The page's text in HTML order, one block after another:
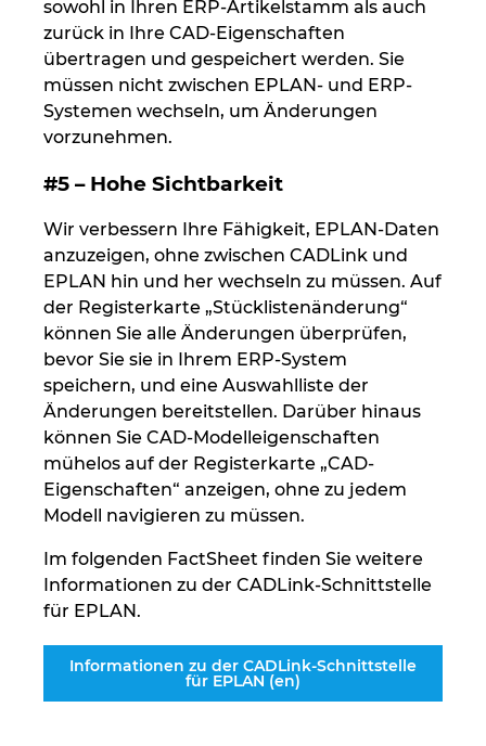
sowohl in Ihren ERP-Artikelstamm als auch
zurück in Ihre CAD-Eigenschaften
übertragen und gespeichert werden. Sie
müssen nicht zwischen EPLAN- und ERP-
Systemen wechseln, um Änderungen
vorzunehmen.
#5 – Hohe Sichtbarkeit
Wir verbessern Ihre Fähigkeit, EPLAN-Daten
anzuzeigen, ohne zwischen CADLink und
EPLAN hin und her wechseln zu müssen. Auf
der Registerkarte „Stücklistenänderung“
können Sie alle Änderungen überprüfen,
bevor Sie sie in Ihrem ERP-System
speichern, und eine Auswahlliste der
Änderungen bereitstellen. Darüber hinaus
können Sie CAD-Modelleigenschaften
mühelos auf der Registerkarte „CAD-
Eigenschaften“ anzeigen, ohne zu jedem
Modell navigieren zu müssen.
Im folgenden FactSheet finden Sie weitere
Informationen zu der CADLink-Schnittstelle
für EPLAN.
Informationen zu der CADLink-Schnittstelle
für EPLAN (en)